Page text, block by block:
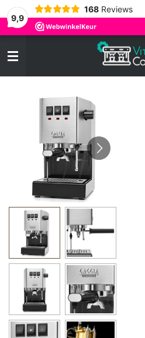
9,9
168 Reviews